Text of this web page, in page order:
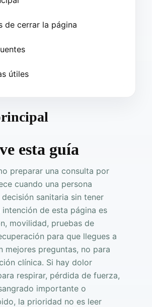
de cerrar la página
útiles
esta guía
preparar una consulta por
cuando una persona
sanitaria sin tener
de esta página es
movilidad, pruebas de
para que llegues a
mejores preguntas, no para
clínica. Si hay dolor
respirar, pérdida de fuerza,
importante o
la prioridad no es leer